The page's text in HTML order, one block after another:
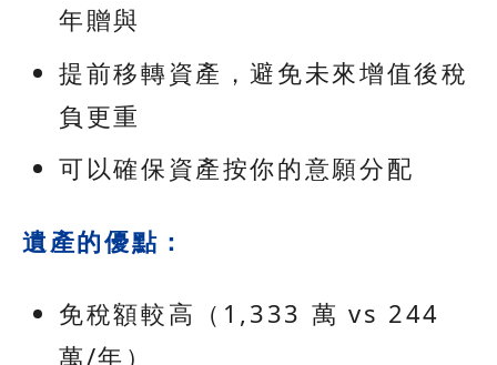
年贈與
提前移轉資產，避免未來增值後稅
負更重
可以確保資產按你的意願分配
遺產的優點：
免稅額較高（1,333 萬 vs 244
萬/年）